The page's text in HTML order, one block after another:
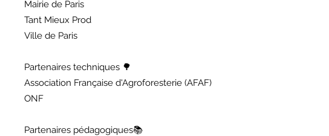
Mairie de Paris
Tant Mieux Prod
Ville de Paris
Partenaires techniques 🌳
Association Française d'Agroforesterie (AFAF)
ONF
Partenaires pédagogiques📚